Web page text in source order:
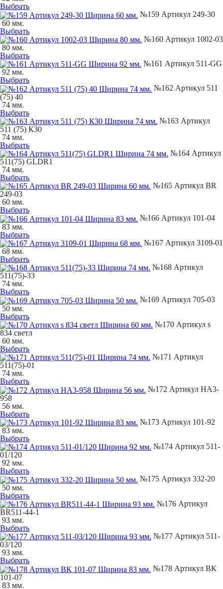
Выбрать
№159 Артикул 249-30
60 мм.
Выбрать
№160 Артикул 1002-03
80 мм.
Выбрать
№161 Артикул 511-GG
92 мм.
Выбрать
№162 Артикул 511
(75) 40
74 мм.
Выбрать
№163 Артикул
511 (75) К30
74 мм.
Выбрать
№164 Артикул
511(75) GLDR1
74 мм.
Выбрать
№165 Артикул BR
249-03
60 мм.
Выбрать
№166 Артикул 101-04
83 мм.
Выбрать
№167 Артикул 3109-01
68 мм.
Выбрать
№168 Артикул
511(75)-33
74 мм.
Выбрать
№169 Артикул 705-03
50 мм.
Выбрать
№170 Артикул s
834 светл
60 мм.
Выбрать
№171 Артикул
511(75)-01
74 мм.
Выбрать
№172 Артикул НА3-
958
56 мм.
Выбрать
№173 Артикул 101-92
83 мм.
Выбрать
№174 Артикул 511-
01/120
92 мм.
Выбрать
№175 Артикул 332-20
50 мм.
Выбрать
№176 Артикул
ВR511-44-1
93 мм.
Выбрать
№177 Артикул 511-
03/120
93 мм.
Выбрать
№178 Артикул ВК
101-07
83 мм.